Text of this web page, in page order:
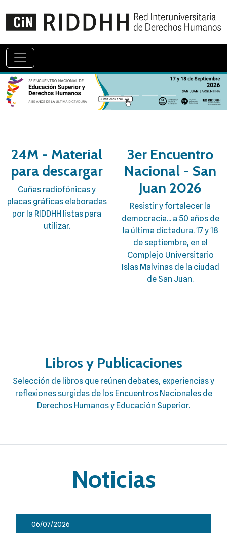
24M - Material
para descargar
Cuñas radiofónicas y
placas gráficas elaboradas
por la RIDDHH listas para
utilizar.
3er Encuentro
Nacional - San
Juan 2026
Resistir y fortalecer la
democracia... a 50 años de
la última dictadura. 17 y 18
de septiembre, en el
Complejo Universitario
Islas Malvinas de la ciudad
de San Juan.
Libros y Publicaciones
Selección de libros que reúnen debates, experiencias y
reflexiones surgidas de los Encuentros Nacionales de
Derechos Humanos y Educación Superior.
Noticias
06/07/2026